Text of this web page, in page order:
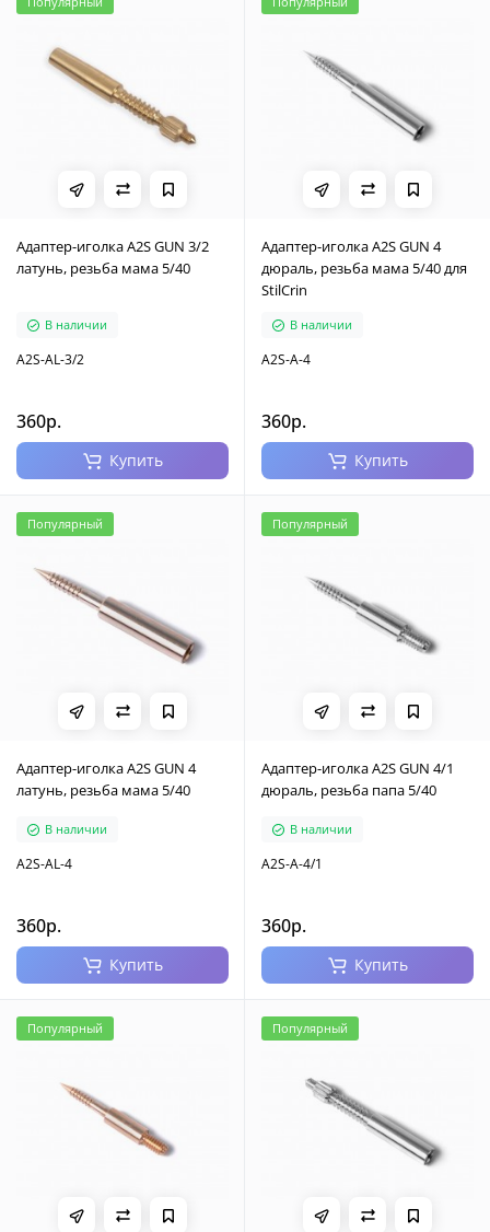
Адаптер-иголка A2S GUN 3/2
латунь, резьба мама 5/40
В наличии
A2S-AL-3/2
360р.
Купить
Адаптер-иголка A2S GUN 4
дюраль, резьба мама 5/40 для
StilCrin
В наличии
A2S-A-4
360р.
Купить
Популярный
Адаптер-иголка A2S GUN 4
латунь, резьба мама 5/40
В наличии
A2S-AL-4
360р.
Купить
Популярный
Адаптер-иголка A2S GUN 4/1
дюраль, резьба папа 5/40
В наличии
A2S-A-4/1
360р.
Купить
Популярный Популярный